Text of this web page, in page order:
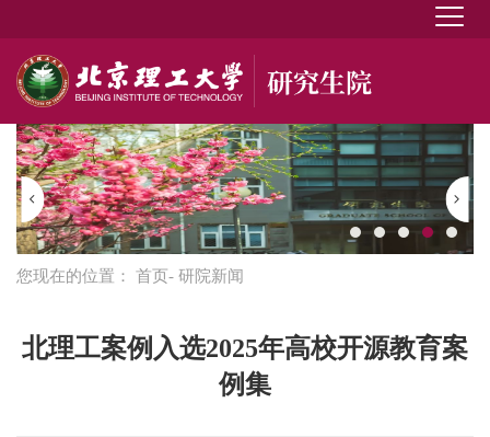
您现在的位置： 首页- 研院新闻
北理工案例入选2025年高校开源教育案
例集